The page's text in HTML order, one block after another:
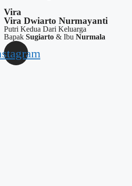
Vira
Vira Dwiarto Nurmayanti
Putri Kedua Dari Keluarga
Bapak Sugiarto & Ibu Nurmala